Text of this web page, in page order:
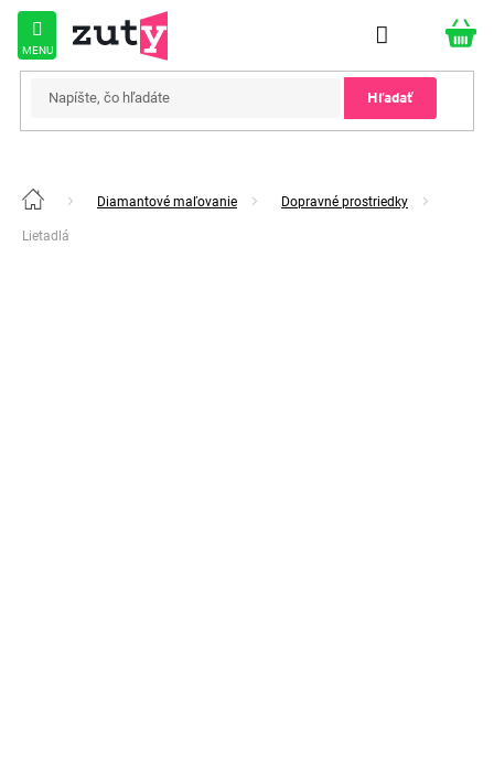
Prejsť
obsah
Hľadať
Domov Diamantové maľovanie Dopravné prostriedky
Lietadlá